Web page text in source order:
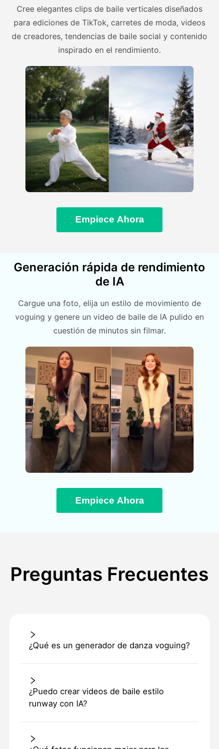
Cree elegantes clips de baile verticales diseñados
para ediciones de TikTok, carretes de moda, videos
de creadores, tendencias de baile social y contenido
inspirado en el rendimiento.
Empiece Ahora
Generación rápida de rendimiento
de IA
Cargue una foto, elija un estilo de movimiento de
voguing y genere un video de baile de IA pulido en
cuestión de minutos sin filmar.
Empiece Ahora
Preguntas Frecuentes
¿Qué es un generador de danza voguing?
¿Puedo crear videos de baile estilo
runway con IA?